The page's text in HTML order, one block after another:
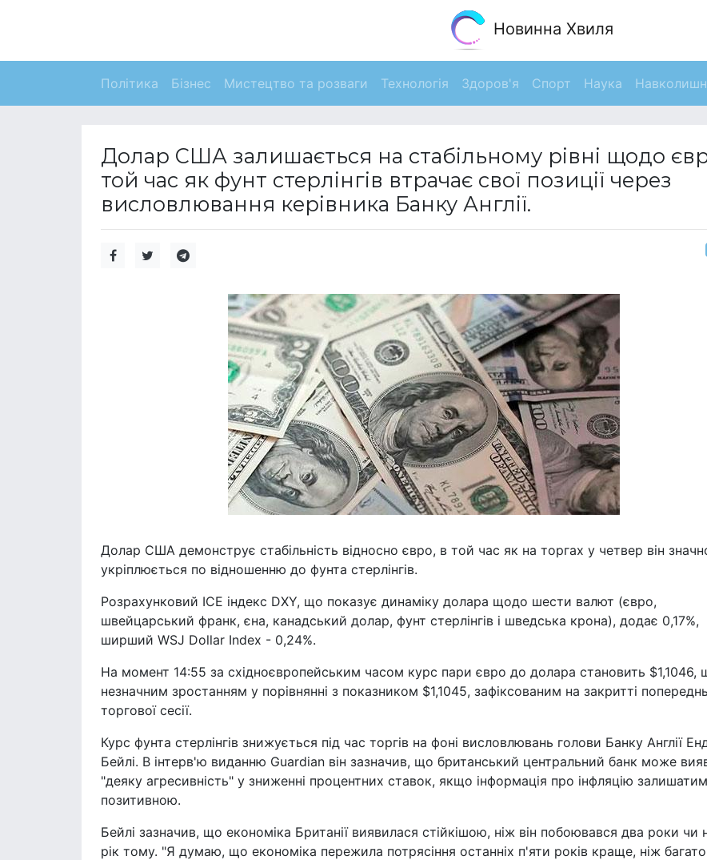
Новинна Хвиля
Політика Бізнес Мистецтво та розваги Технологія Здоров'я Спорт Наука
Долар США залишається на стабільному рівні щодо
той час як фунт стерлінгів втрачає свої позиції через
висловлювання керівника Банку Англії.
Долар США демонструє стабільність відносно євро, в той час як на торгах у четвер він
укріплюється по відношенню до фунта стерлінгів.
Розрахунковий ICE індекс DXY, що показує динаміку долара щодо шести валют (євро,
швейцарський франк, єна, канадський долар, фунт стерлінгів і шведська крона), додає 0,17%,
ширший WSJ Dollar Index - 0,24%.
На момент 14:55 за східноєвропейським часом курс пари євро до долара становить $1,1046,
незначним зростанням у порівнянні з показником $1,1045, зафіксованим на закритті
торгової сесії.
Курс фунта стерлінгів знижується під час торгів на фоні висловлювань голови Банку Англії
Бейлі. В інтерв'ю виданню Guardian він зазначив, що британський центральний банк може
"деяку агресивність" у зниженні процентних ставок, якщо інформація про інфляцію
позитивною.
Бейлі зазначив, що економіка Британії виявилася стійкішою, ніж він побоювався два роки чи
рік тому. "Я думаю, що економіка пережила потрясіння останніх п'яти років краще, ніж